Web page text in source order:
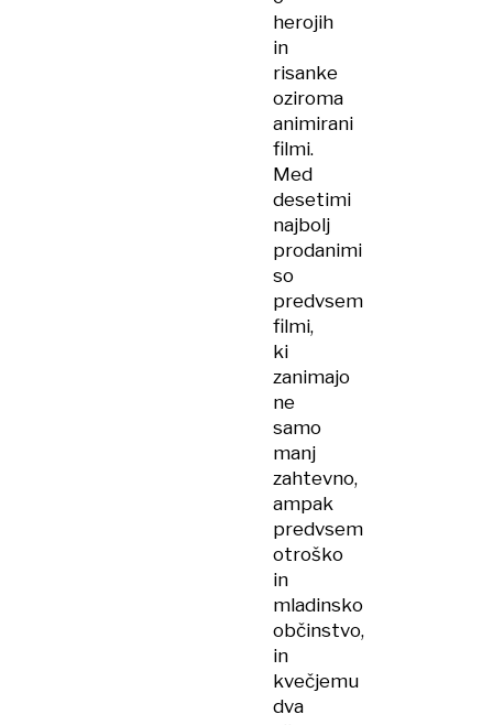
herojih
in
risanke
oziroma
animirani
filmi.
Med
desetimi
najbolj
prodanimi
so
predvsem
filmi,
ki
zanimajo
ne
samo
manj
zahtevno,
ampak
predvsem
otroško
in
mladinsko
občinstvo,
in
kvečjemu
dva